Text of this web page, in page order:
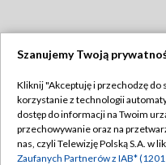
Abonament TVP
Emisja w TVP
Szanujemy Twoją
Kliknij "Akceptuję i przechodzę do
korzystanie z technologii
dostęp do informacji na Twoim
przechowywanie oraz na
nas, czyli Telewizję Polską S.A. w
Zaufanych Partnerów z IAB*